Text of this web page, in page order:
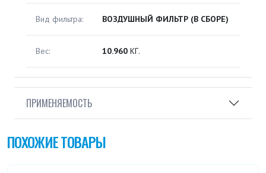
Вид фильтра: ВОЗДУШНЫЙ ФИЛЬТР (В СБОРЕ)
Вес: 10.960 КГ.
ПРИМЕНЯЕМОСТЬ
ПОХОЖИЕ ТОВАРЫ